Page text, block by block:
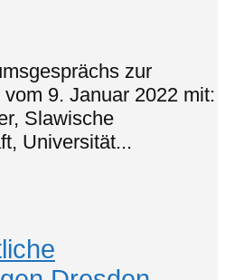
zur
vom 9. Januar 2022 mit:
Slawische
Universität...